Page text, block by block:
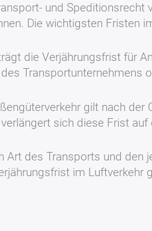
und
Die wichtigsten Fristen
die Verjährungsfrist für
Transportunternehmens
gilt nach
sich diese Frist auf
Art des Transports und den
im Luftverkehr